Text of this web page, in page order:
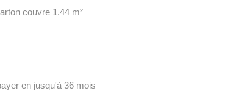
couvre 1.44 m²
en jusqu'à 36 mois